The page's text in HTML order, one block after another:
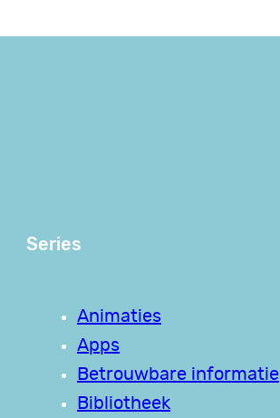
Series
Animaties
Apps
Betrouwbare informatie
Bibliotheek